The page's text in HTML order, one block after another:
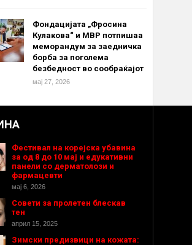
Фондацијата „Фросина
Кулакова“ и МВР потпишаа
меморандум за заедничка
борба за поголема
безбедност во сообраќајот
мај 27, 2026
Фестивал на корејска убавина
за од 8 до 10 мај и едукативни
панели со дерматолози и
фармацевти
мај 6, 2026
Совети за пролетен блескав
тен
април 15, 2025
Зимски предизвици на кожата: